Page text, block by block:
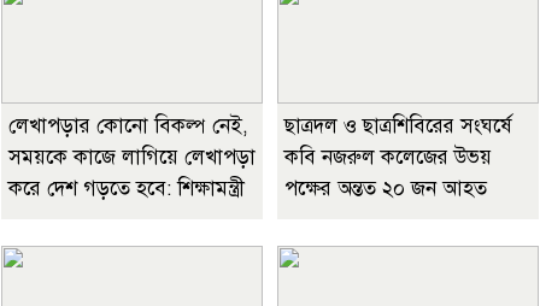
লেখাপড়ার কোনো বিকল্প নেই,
সময়কে কাজে লাগিয়ে লেখাপড়া
করে দেশ গড়তে হবে: শিক্ষামন্ত্রী
ছাত্রদল ও ছাত্রশিবিরের সংঘর্ষে
কবি নজরুল কলেজের উভয়
পক্ষের অন্তত ২০ জন আহত